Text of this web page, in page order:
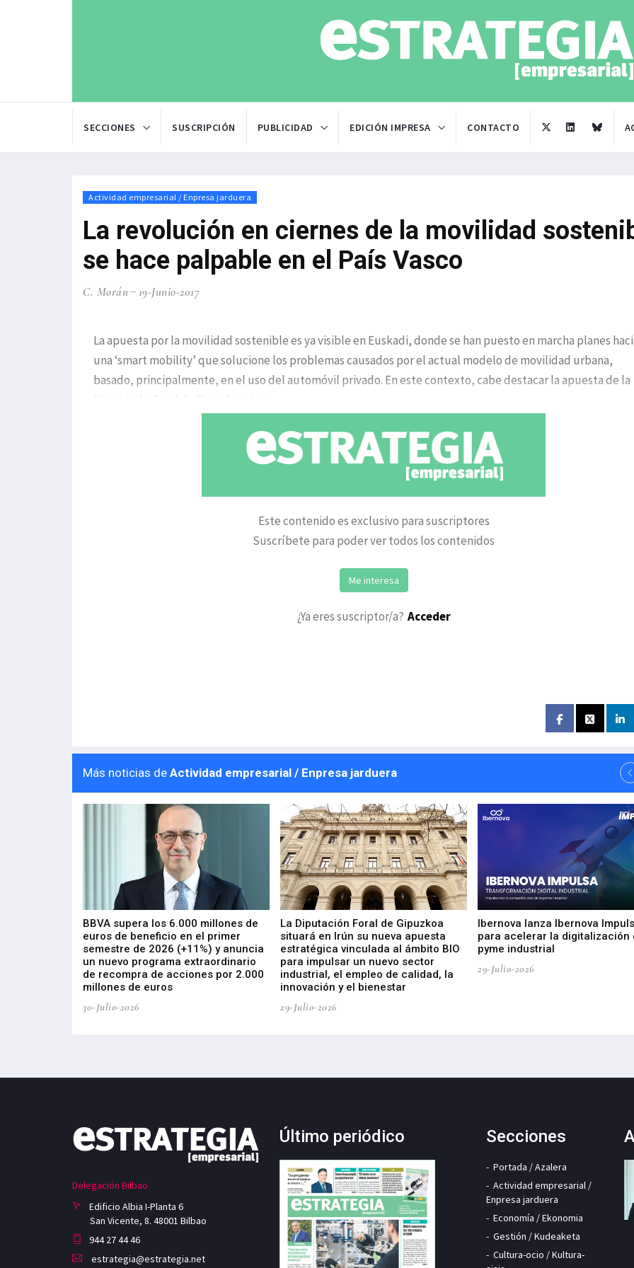
SECCIONES SUSCRIPCIÓN PUBLICIDAD EDICIÓN IMPRESA CONTACTO
Actividad empresarial / Enpresa jarduera
La revolución en ciernes de la movilidad
se hace palpable en el País Vasco
C. Morán 19-Junio-2017
La apuesta por la movilidad sostenible es ya visible en Euskadi, donde se han puesto en marcha planes
una ‘smart mobility’ que solucione los problemas causados por el actual modelo de movilidad urbana,
basado, principalmente, en el uso del automóvil privado. En este contexto, cabe destacar la apuesta de la
Diputación Foral de Gipuzkoa, terri
Este contenido es exclusivo para suscriptores
Suscríbete para poder ver todos los contenidos
Me interesa
¿Ya eres suscriptor/a? Acceder
Más noticias de Actividad empresarial / Enpresa jarduera
BBVA supera los 6.000 millones de
euros de beneficio en el primer
semestre de 2026 (+11%) y anuncia
un nuevo programa extraordinario
de recompra de acciones por 2.000
millones de euros
30-Julio-2026
La Diputación Foral de Gipuzkoa
situará en Irún su nueva apuesta
estratégica vinculada al ámbito BIO
para impulsar un nuevo sector
industrial, el empleo de calidad, la
innovación y el bienestar
29-Julio-2026
Ibernova lanza Ibernova
para acelerar la digitalización
pyme industrial
29-Julio-2026
Delegación Bilbao
Edificio Albia I-Planta 6
San Vicente, 8. 48001 Bilbao
944 27 44 46
estrategia@estrategia.net
Último periódico Secciones
Portada / Azalera
Actividad empresarial /
Enpresa jarduera
Economía / Ekonomia
Gestión / Kudeaketa
Cultura-ocio / Kultura-